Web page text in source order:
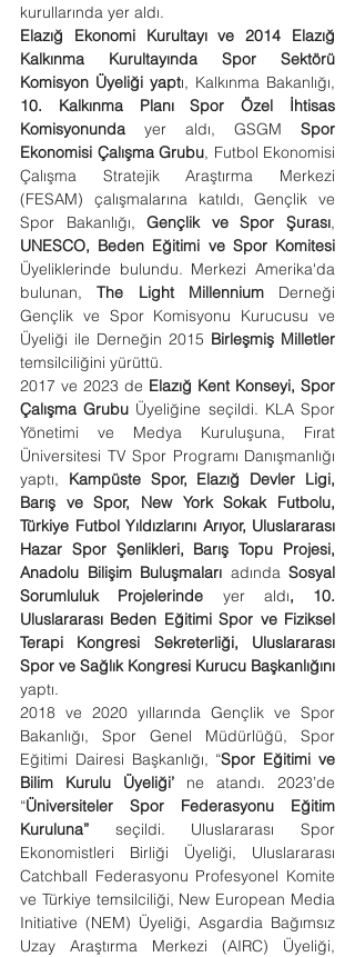
kurullarında yer aldı.
Elazığ Ekonomi Kurultayı ve 2014 Elazığ
Kalkınma Kurultayında Spor Sektörü
Komisyon Üyeliği yapt
10. Kalkınma Planı Spor Özel İhtisas
Komisyonunda yer aldı, GSGM Spor
Ekonomisi Çalışma Grubu, Futbol Ekonomisi
Çalışma Stratejik Araştırma Merkezi
(FESAM) çalışmalarına katıldı, Gençlik ve
Spor Bakanlığı, Gençlik ve Spor Şurası
UNESCO, Beden Eğitimi ve Spor Komitesi
Üyeliklerinde bulundu. Merkezi Amerika'da
bulunan, The Light Millennium Derneği
Gençlik ve Spor Komisyonu Kurucusu ve
Üyeliği ile Derneğin 2015 Birleşmiş Milletler
temsilciliğini yürüttü.
2017 ve 2023 de Elazığ Kent Konseyi, Spor
Çalışma Grubu Üyeliğine seçildi. KLA Spor
Yönetimi ve Medya Kuruluşuna, Fırat
Üniversitesi TV Spor Programı Danışmanlığı
yaptı, Kampüste Spor, Elazığ Devler Ligi,
Barış ve Spor, New York Sokak Futbolu,
Türkiye Futbol Yıldızlarını Arıyor, Uluslararası
Hazar Spor Şenlikleri, Barış Topu Projesi,
Anadolu Bilişim Buluşmaları adında Sosyal
Sorumluluk Projelerinde yer aldı, 10.
Uluslararası Beden Eğitimi Spor ve Fiziksel
Terapi Kongresi Sekreterliği, Uluslararası
yaptı.
2018 ve 2020 yıllarında Gençlik ve Spor
Bakanlığı, Spor Genel Müdürlüğü, Spor
Eğitimi Dairesi Başkanlığı, “Spor Eğitimi ve
Bilim Kurulu Üyeliği’ ne atandı. 2023’de
“Üniversiteler Spor Federasyonu Eğitim
Kuruluna” seçildi. Uluslararası Spor
Ekonomistleri Birliği Üyeliği, Uluslararası
Catchball Federasyonu Profesyonel Komite
ve Türkiye temsilciliği, New European Media
Initiative (NEM) Üyeliği, Asgardia Bağımsız
Uzay Araştırma Merkezi (AIRC) Üyeliği,